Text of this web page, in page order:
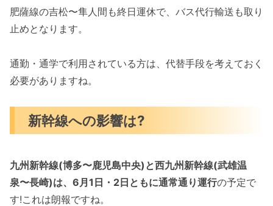
肥薩線の吉松〜隼人間も終日運休で、バス代行輸送も取り
止めとなります。
通勤・通学で利用されている方は、代替手段を考えておく
必要がありますね。
新幹線への影響は?
九州新幹線(博多〜鹿児島中央)と西九州新幹線(武雄温
泉〜長崎)は、6月1日・2日ともに通常通り運行の予定で
す!これは朗報ですね。